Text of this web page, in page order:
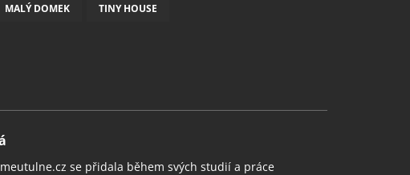
MALÝ DOMEK TINY HOUSE
se přidala během svých studií a práce